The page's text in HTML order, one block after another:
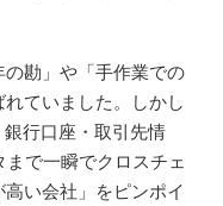
勘」や「手作業での
ていました。しかし
行口座・取引先情
で一瞬でクロスチェ
い会社」をピンポイ